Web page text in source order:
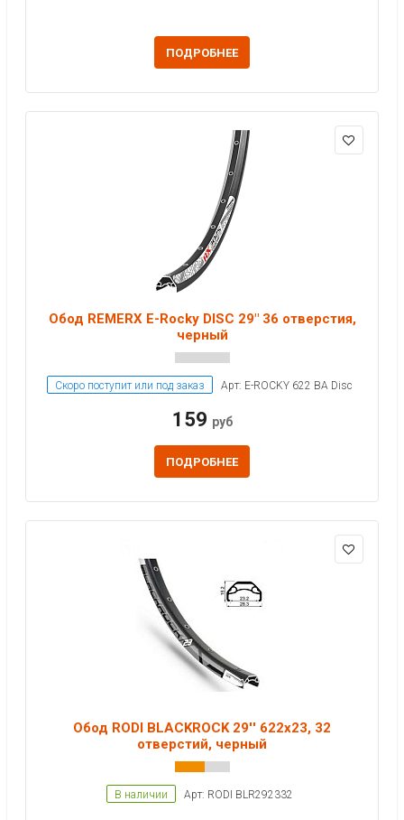
ПОДРОБНЕЕ
Обод REMERX E-Rocky DISC 29" 36 отверстия,
черный
Скоро поступит или под заказ Арт: E-ROCKY 622 BA Disc
159 руб
ПОДРОБНЕЕ
Обод RODI BLACKROCK 29'' 622x23, 32
отверстий, черный
В наличии Арт: RODI BLR292332